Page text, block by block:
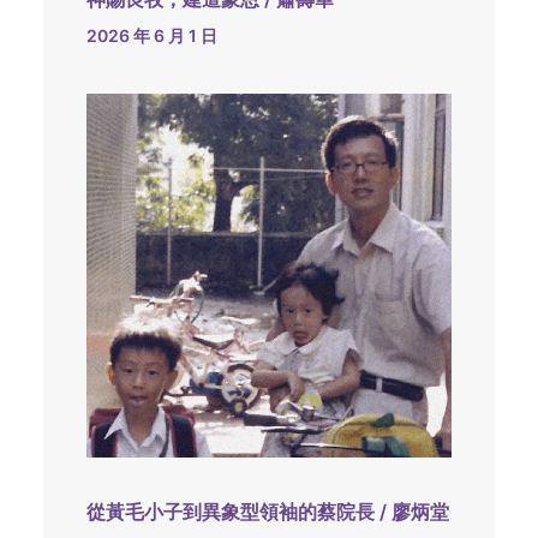
2026 年 6 月 1 日
從黃毛小子到異象型領袖的蔡院長 / 廖炳堂